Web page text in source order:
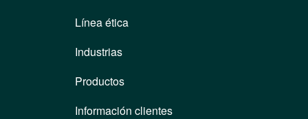
Línea ética
Industrias
Productos
Información clientes